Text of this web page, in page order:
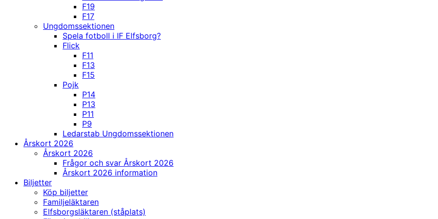
F19
F17
Ungdomssektionen
Spela fotboll i IF Elfsborg?
Flick
F11
F13
F15
Pojk
P14
P13
P11
P9
Ledarstab Ungdomssektionen
Årskort 2026
Årskort 2026
Frågor och svar Årskort 2026
Årskort 2026 information
Biljetter
Köp biljetter
Familjeläktaren
Elfsborgsläktaren (ståplats)